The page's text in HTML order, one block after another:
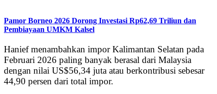
Pamor Borneo 2026 Dorong Investasi Rp62,69 Triliun dan
Pembiayaan UMKM Kalsel
Hanief menambahkan impor Kalimantan Selatan pada
Februari 2026 paling banyak berasal dari Malaysia
dengan nilai US$56,34 juta atau berkontribusi sebesar
44,90 persen dari total impor.